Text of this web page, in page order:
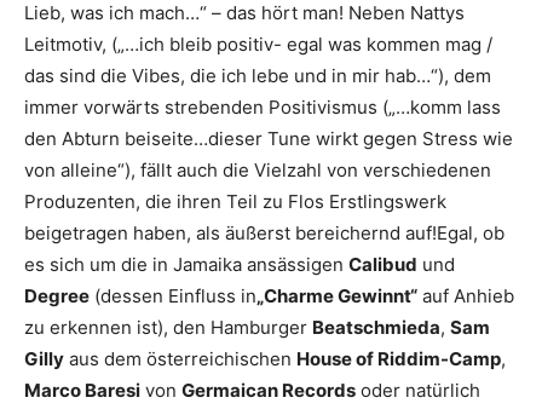
Lieb, was ich mach…“ – das hört man! Neben Nattys
Leitmotiv, („…ich bleib positiv- egal was kommen mag /
das sind die Vibes, die ich lebe und in mir hab…“), dem
immer vorwärts strebenden Positivismus („…komm lass
den Abturn beiseite…dieser Tune wirkt gegen Stress wie
von alleine“), fällt auch die Vielzahl von verschiedenen
Produzenten, die ihren Teil zu Flos Erstlingswerk
beigetragen haben, als äußerst bereichernd auf!Egal, ob
es sich um die in Jamaika ansässigen Calibud und
Degree (dessen Einfluss in„Charme Gewinnt“ auf Anhieb
zu erkennen ist), den Hamburger Beatschmieda, Sam
Gilly aus dem österreichischen House of Riddim-Camp,
Marco Baresi von Germaican Records oder natürlich